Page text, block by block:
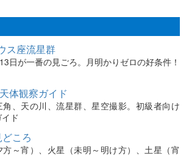
ス座流星群
日が一番の見ごろ。月明かりゼロの好条件！
体観察ガイド
角、天の川、流星群、星空撮影。初級者向け
ド
ころ
方～宵）、火星（未明～明け方）、土星（宵